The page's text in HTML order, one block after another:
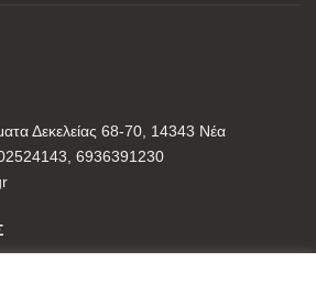
Δεκελείας 68-70, 14343 Νέα
6936391230